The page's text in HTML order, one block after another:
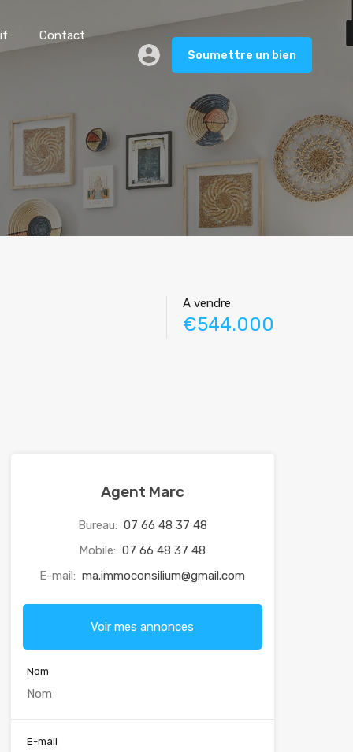
Contact
Soumettre un bien
A vendre
€544.000
Agent Marc
Bureau: 07 66 48 37 48
Mobile: 07 66 48 37 48
E-mail: ma.immoconsilium@gmail.com
Voir mes annonces
Nom
E-mail